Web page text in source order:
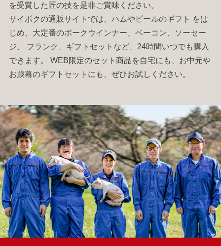
を受賞した匠の技を是非ご賞味ください。
サイボクの通販サイトでは、 ハムやビールのギフト をは
じめ、大定番のポークウインナー ベーコン
ソーセー
ジ
フランク ギフトセット など、24時間いつでも購入
できます。 WEB限定のセット商品を自宅にも、お中元や
お歳暮のギフトセット にも、ぜひお試しください。